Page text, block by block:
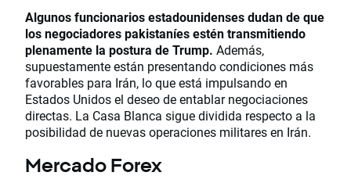
Algunos funcionarios estadounidenses dudan de que
los negociadores pakistaníes estén transmitiendo
plenamente la postura de Trump. Además,
supuestamente están presentando condiciones más
favorables para Irán, lo que está impulsando en
Estados Unidos el deseo de entablar negociaciones
directas. La Casa Blanca sigue dividida respecto a la
posibilidad de nuevas operaciones militares en Irán.
Mercado Forex